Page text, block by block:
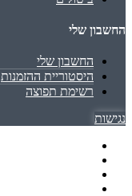
החשבון שלי
החשבון שלי
היסטוריית ההזמנות
רשימת תפוצה
נגישות